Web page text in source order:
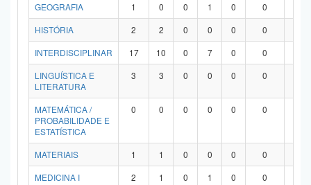
GEOGRAFIA
1 0 0 1 0 0
HISTÓRIA
2 2 0 0 0 0
INTERDISCIPLINAR
17 10 0 7 0 0
LINGUÍSTICA E
LITERATURA
3 3 0 0 0 0
MATEMÁTICA /
PROBABILIDADE E
ESTATÍSTICA
0 0 0 0 0 0
MATERIAIS 1 1 0 0 0 0
MEDICINA I
2 1 0 1 0 0